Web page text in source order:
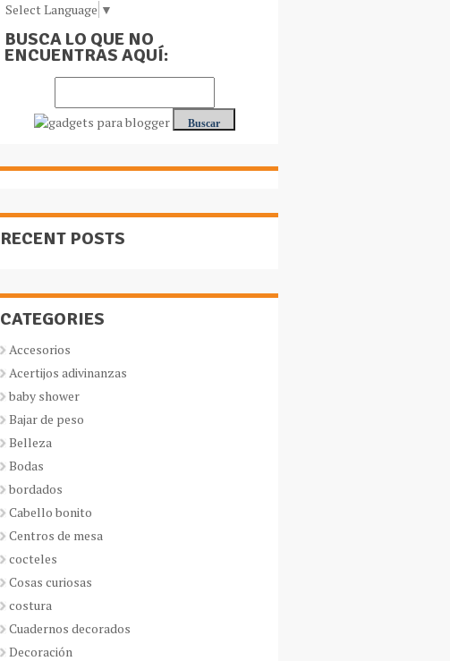
Select Language ▼
BUSCA LO QUE NO
ENCUENTRAS AQUÍ:
RECENT POSTS
CATEGORIES
Accesorios
Acertijos adivinanzas
baby shower
Bajar de peso
Belleza
Bodas
bordados
Cabello bonito
Centros de mesa
cocteles
Cosas curiosas
costura
Cuadernos decorados
Decoración